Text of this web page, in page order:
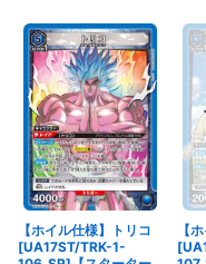
在庫あり
並び順:
【ホイル仕様】トリコ
[UA17ST/TRK-1-
【